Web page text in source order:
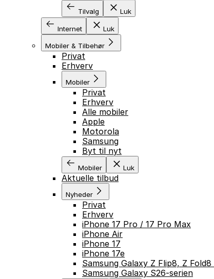
Tilvalg Luk
Internet Luk
Mobiler & Tilbehør
Privat
Erhverv
Mobiler
Privat
Erhverv
Alle mobiler
Apple
Motorola
Samsung
Byt til nyt
Mobiler Luk
Aktuelle tilbud
Nyheder
Privat
Erhverv
iPhone 17 Pro / 17 Pro Max
iPhone Air
iPhone 17
iPhone 17e
Samsung Galaxy Z Flip8, Z
Samsung Galaxy S26-serien